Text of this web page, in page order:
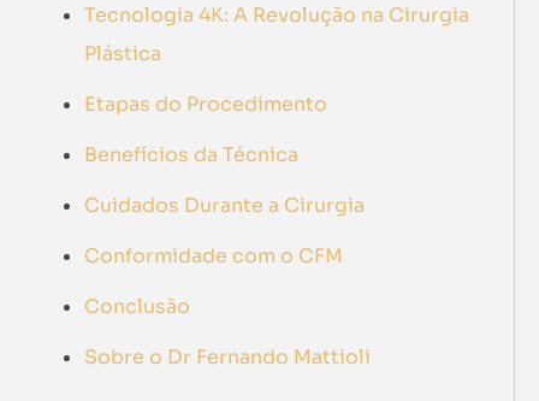
Tecnologia 4K: A Revolução na Cirurgia
Plástica
Etapas do Procedimento
Benefícios da Técnica
Cuidados Durante a Cirurgia
Conformidade com o CFM
Conclusão
Sobre o Dr Fernando Mattioli